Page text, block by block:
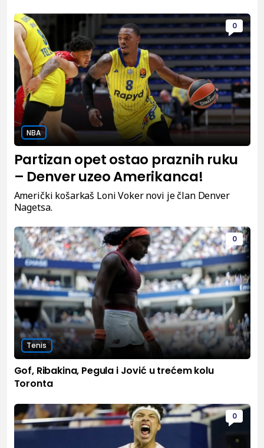
0
NBA
Partizan opet ostao praznih ruku
– Denver uzeo Amerikanca!
Američki košarkaš Loni Voker novi je član Denver
Nagetsa.
0
Tenis
Gof, Ribakina, Pegula i Jović u trećem kolu
Toronta
0